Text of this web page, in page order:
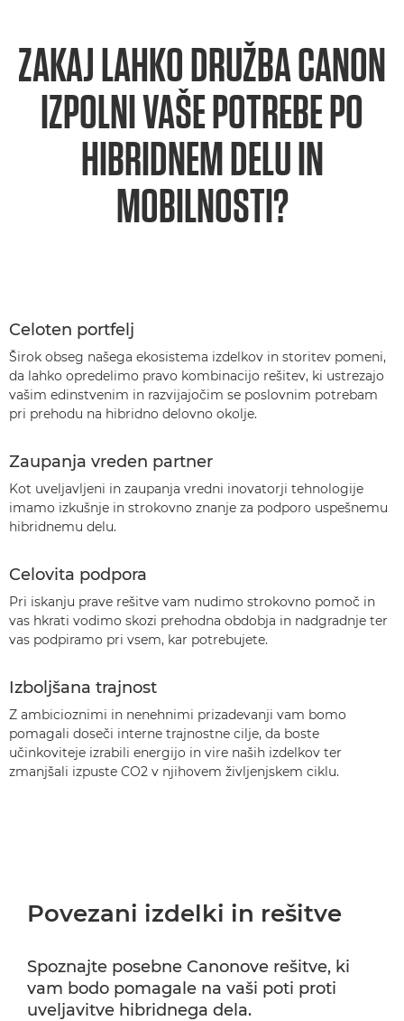
ZAKAJ LAHKO DRUŽBA CANON
IZPOLNI VAŠE POTREBE PO
HIBRIDNEM DELU IN
MOBILNOSTI?
Celoten portfelj
Širok obseg našega ekosistema izdelkov in storitev pomeni,
da lahko opredelimo pravo kombinacijo rešitev, ki ustrezajo
vašim edinstvenim in razvijajočim se poslovnim potrebam
pri prehodu na hibridno delovno okolje.
Zaupanja vreden partner
Kot uveljavljeni in zaupanja vredni inovatorji tehnologije
imamo izkušnje in strokovno znanje za podporo uspešnemu
hibridnemu delu.
Celovita podpora
Pri iskanju prave rešitve vam nudimo strokovno pomoč in
vas hkrati vodimo skozi prehodna obdobja in nadgradnje ter
vas podpiramo pri vsem, kar potrebujete.
Izboljšana trajnost
Z ambicioznimi in nenehnimi prizadevanji vam bomo
pomagali doseči interne trajnostne cilje, da boste
učinkoviteje izrabili energijo in vire naših izdelkov ter
zmanjšali izpuste CO2 v njihovem življenjskem ciklu.
Povezani izdelki in rešitve
Spoznajte posebne Canonove rešitve, ki
vam bodo pomagale na vaši poti proti
uveljavitve hibridnega dela.